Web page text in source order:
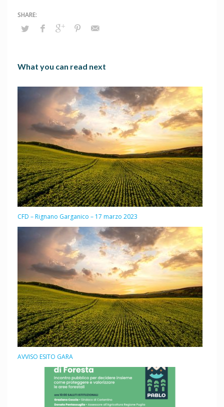
What you can read next
CFD – Rignano Garganico – 17 marzo 2023
AVVISO ESITO GARA